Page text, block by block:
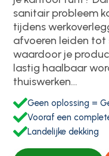
sanitair probleem
tijdens
afvoeren leiden tot
waardoor je
lastig haalbaar
thuiswerken…
Geen oplossing =
Vooraf een
Landelijke dekking